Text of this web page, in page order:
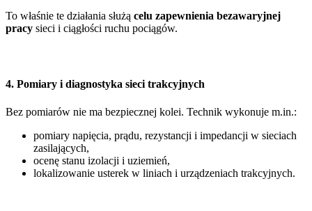
To właśnie te działania służą celu zapewnienia bezawaryjnej
pracy sieci i ciągłości ruchu pociągów.
4. Pomiary i diagnostyka sieci trakcyjnych
Bez pomiarów nie ma bezpiecznej kolei. Technik wykonuje m.in.:
pomiary napięcia, prądu, rezystancji i impedancji w sieciach
zasilających,
ocenę stanu izolacji i uziemień,
lokalizowanie usterek w liniach i urządzeniach trakcyjnych.